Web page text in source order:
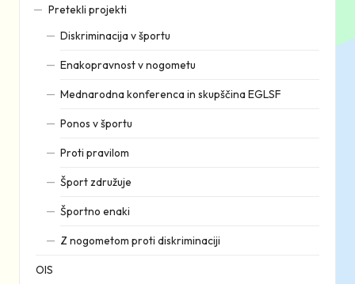
Pretekli projekti
Diskriminacija v športu
Enakopravnost v nogometu
Mednarodna konferenca in skupščina EGLSF
Ponos v športu
Proti pravilom
Šport združuje
Športno enaki
Z nogometom proti diskriminaciji
OIS